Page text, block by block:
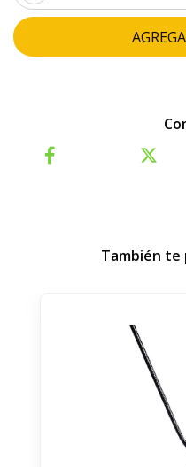
También